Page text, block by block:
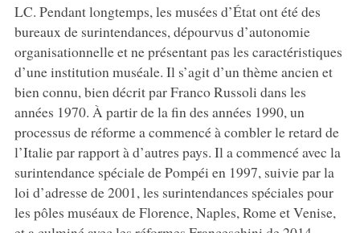
LC. Pendant longtemps, les musées d’État ont été des
bureaux de surintendances, dépourvus d’autonomie
organisationnelle et ne présentant pas les caractéristiques
d’une institution muséale. Il s’agit d’un thème ancien et
bien connu, bien décrit par Franco Russoli dans les
années 1970. À partir de la fin des années 1990, un
processus de réforme a commencé à combler le retard de
l’Italie par rapport à d’autres pays. Il a commencé avec la
surintendance spéciale de Pompéi en 1997, suivie par la
loi d’adresse de 2001, les surintendances spéciales pour
les pôles muséaux de Florence, Naples, Rome et Venise,